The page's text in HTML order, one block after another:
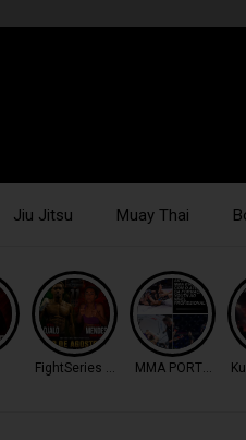
Jiu Jitsu Muay Thai
FightSeries 11 MMA PORTUGAL